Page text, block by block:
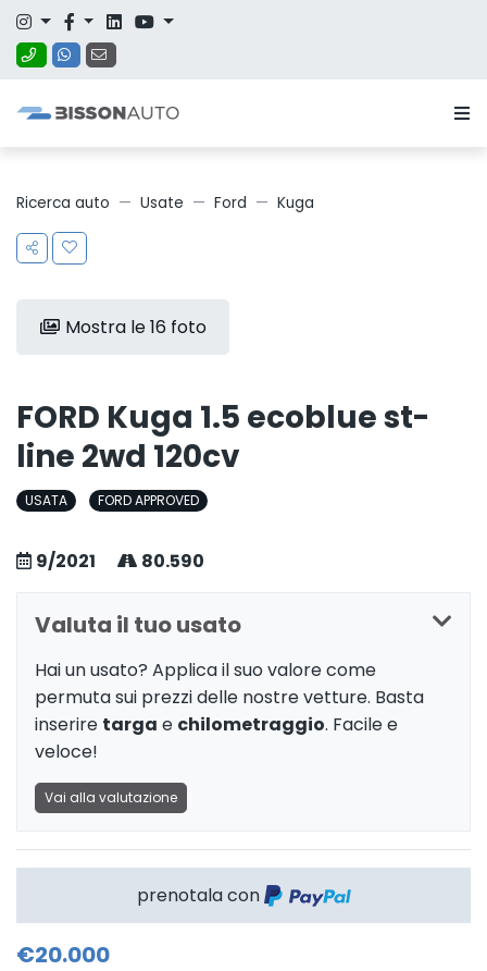
Ricerca auto Usate Ford Kuga
Mostra le 16 foto
FORD Kuga 1.5 ecoblue st-
line 2wd 120cv
USATA FORD APPROVED
9/2021 80.590
Valuta il tuo usato
Hai un usato? Applica il suo valore come
permuta sui prezzi delle nostre vetture. Basta
inserire targa e chilometraggio. Facile e
veloce!
Vai alla valutazione
prenotala con
€20.000